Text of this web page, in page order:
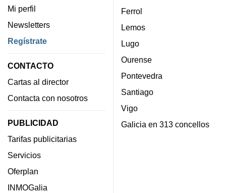
Mi perfil
Newsletters
Regístrate
CONTACTO
Cartas al director
Contacta con nosotros
PUBLICIDAD
Tarifas publicitarias
Servicios
Oferplan
INMOGalia
Ferrol
Lemos
Lugo
Ourense
Pontevedra
Santiago
Vigo
Galicia en 313 concellos